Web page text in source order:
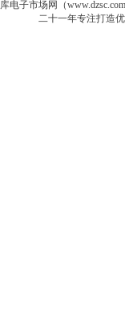
电子市场网（
二十一年专注打造